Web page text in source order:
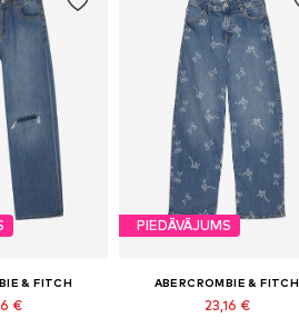
& FITCH
€
PIEDĀVĀJUMS
ABERCROMBIE & FITCH
23,16 €